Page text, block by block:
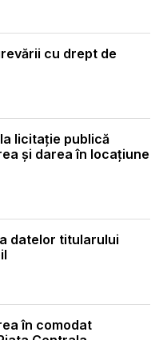
cu drept de
licitaţie publică
și darea în locațiune
datelor titularului
în comodat